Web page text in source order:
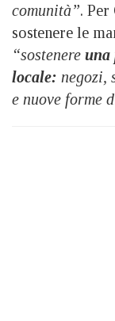
comunità”. Per
sostenere le
“sostenere una
locale: negozi,
e nuove forme